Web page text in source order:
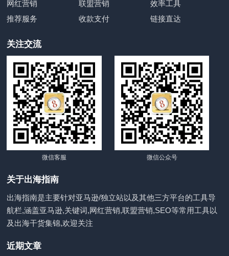
网红营销
联盟营销
效率工具
推荐服务
收款支付 链接直达
关注交流
微信客服 微信公众号
关于出海指南
出海指南是主要针对亚马逊/独立站以及其他三方平台的工具导
航栏,涵盖亚马逊,关键词,网红营销,联盟营销,SEO等常用工具以
及出海干货集锦,欢迎关注
近期文章